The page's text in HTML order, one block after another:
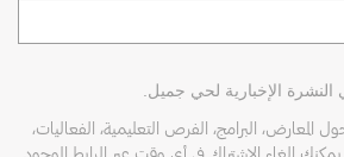
النشرة الإخبارية لحي جميل.
البرامج، الفرص التعليمية، الفعاليات،
إلغاء الاشتراك في أي وقت عبر الرابط الموجود